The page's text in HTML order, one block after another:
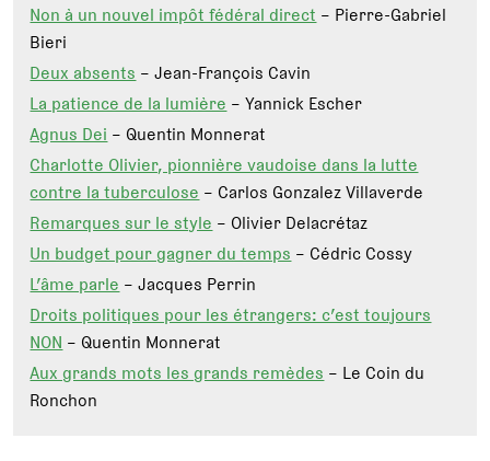
Non à un nouvel impôt fédéral direct– Pierre-Gabriel
Bieri
Deux absents– Jean-François Cavin
La patience de la lumière– Yannick Escher
Agnus Dei– Quentin Monnerat
Charlotte Olivier, pionnière vaudoise dans la lutte
contre la tuberculose– Carlos Gonzalez Villaverde
Remarques sur le style– Olivier Delacrétaz
Un budget pour gagner du temps– Cédric Cossy
L’âme parle– Jacques Perrin
Droits politiques pour les étrangers: c’est toujours
NON– Quentin Monnerat
Aux grands mots les grands remèdes– Le Coin du
Ronchon